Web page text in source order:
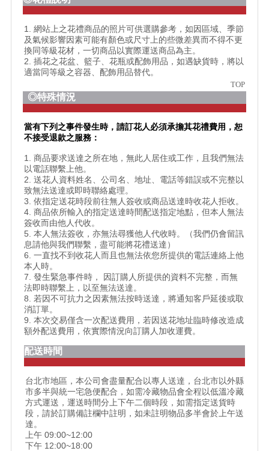
1. 網站上之花禮商品的照片可供選購參考，如因區域、季節
及氣候影響因素可能有顏色或尺寸上的些微差異而不得不更
換同等級花材，一切商品以實際運送商品為主。
2. 插花之花盆、籃子、花瓶或配飾用品，如遇缺貨時，將以
適當同等級之容器、配飾用品替代。
TOP
◎特殊情況
當有下列之事件發生時，請訂花人必須承擔其花禮費用，恕
不接受退款之服務：
1. 商品要求送達之所在地，無此人居住或工作，且我們無法
以電話聯繫上他。
2. 送花人資料姓名、公司名、地址、電話等錯誤或不完整以
致無法送達或即時聯絡處理。
3. 依指定送花時段前往無人簽收或商品送達時收花人拒收。
4. 商品依所輸入的指定送達時間配送指定地點，但本人無法
簽收而由他人代收。
5. 本人無法簽收，亦無法尋獲他人代收時。（我們仍會留訊
息請他與我們聯繫，盡可能將花禮送達）
6. 一直找不到收花人而且也無法依您所提供的電話連絡上他
本人時。
7. 發生緊急事件時， 因訂購人所提供的資料不完整，而無
法即時聯繫上，以至無法送達。
8. 若因不可抗力之因素無法按時送達，將通知客戶延後或取
消訂單。
9. 本次交易僅含一次配送費用，若因送花地址臨時修改造成
額外配送費用，依實際情況向訂購人加收運費。
配送時間
台北市地區，本公司會盡量配合以專人送達，台北市以外縣
市多半與統一宅急便配合，如需冷藏物品會全程以低溫冷藏
方式運送，運送時間分上下午二個時段，如需指定送貨時
段，請於訂購備註欄中註明，如未註明物品多半會於上午送
達。
上午 09:00~12:00
下午 12:00~18:00